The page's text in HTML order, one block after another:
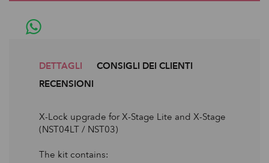
DETTAGLI
CONSIGLI DEI CLIENTI
RECENSIONI
X-Lock upgrade for X-Stage Lite and X-Stage
(NST04LT / NST03)
The kit contains: